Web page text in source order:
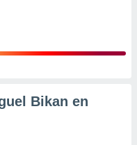
Bikan en